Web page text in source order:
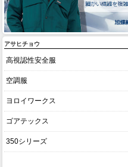
アサヒチョウ
高視認性安全服
空調服
ヨロイワークス
ゴアテックス
350シリーズ